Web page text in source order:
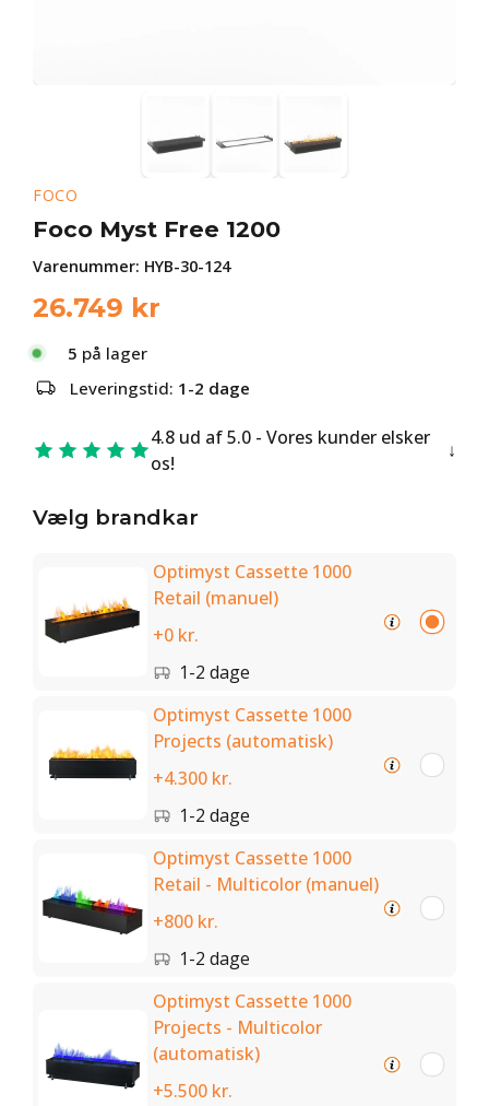
FOCO
Foco Myst Free 1200
Varenummer: HYB-30-124
26.749 kr
5 på lager
Leveringstid: 1-2 dage
4.8 ud af 5.0 - Vores kunder elsker
os!
Vælg brandkar
Optimyst Cassette 1000
Retail (manuel)
+0 kr.
1-2 dage
Optimyst Cassette 1000
Projects (automatisk)
+4.300 kr.
1-2 dage
Optimyst Cassette 1000
Retail - Multicolor (manuel)
+800 kr.
1-2 dage
Optimyst Cassette 1000
Projects - Multicolor
(automatisk)
+5.500 kr.